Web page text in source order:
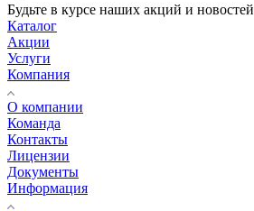
Будьте в курсе наших акций и новостей
Каталог
Акции
Услуги
Компания
О компании
Команда
Контакты
Лицензии
Документы
Информация